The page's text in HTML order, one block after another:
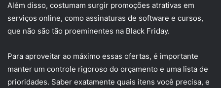
Além disso, costumam surgir promoções atrativas em
serviços online, como assinaturas de software e cursos,
que não são tão proeminentes na Black Friday.
Para aproveitar ao máximo essas ofertas, é importante
manter um controle rigoroso do orçamento e uma lista de
prioridades. Saber exatamente quais itens você precisa, e